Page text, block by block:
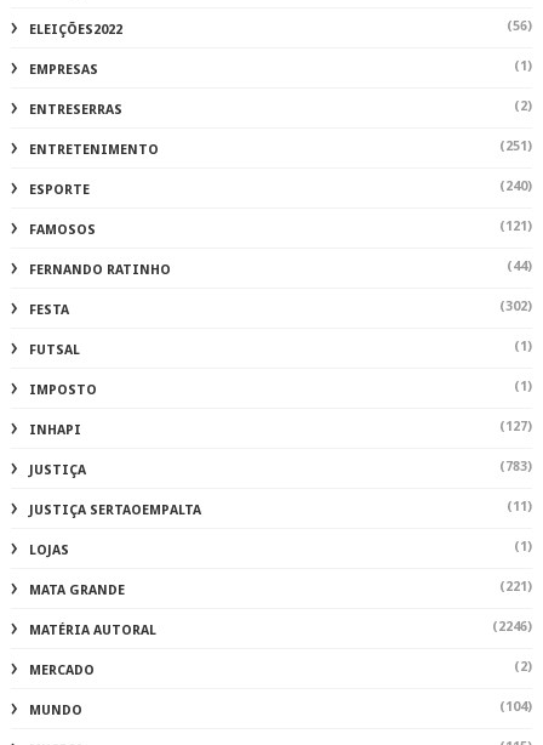
ELEIÇÕES2022 (56)
EMPRESAS (1)
ENTRESERRAS (2)
ENTRETENIMENTO (251)
ESPORTE (240)
FAMOSOS (121)
FERNANDO RATINHO (44)
FESTA (302)
FUTSAL (1)
IMPOSTO (1)
INHAPI (127)
JUSTIÇA (783)
JUSTIÇA SERTAOEMPALTA (11)
LOJAS (1)
MATA GRANDE (221)
MATÉRIA AUTORAL (2246)
MERCADO (2)
MUNDO (104)